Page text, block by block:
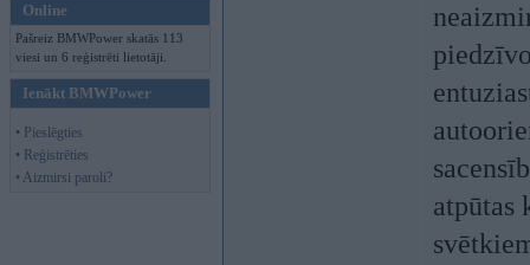
Online
Pašreiz BMWPower skatās 113
viesi un 6 reģistrēti lietotāji.
Ienākt BMWPower
• Pieslēgties
• Reģistrēties
• Aizmirsi paroli?
atpūtas